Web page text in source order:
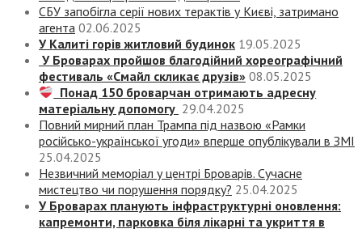
СБУ запобігла серії нових терактів у Києві, затримано
агента 02.06.2025
У Калиті горів житловий будинок 19.05.2025
У Броварах пройшов благодійний хореографічний
фестиваль «Смайл скликає друзів» 08.05.2025
Понад 150 броварчан отримають адресну
матеріальну допомогу 29.04.2025
Повний мирний план Трампа під назвою «‎Рамки
російсько-української угоди» вперше опублікували в ЗМІ
25.04.2025
Незвичний меморіал у центрі Броварів. Сучасне
мистецтво чи порушення порядку? 25.04.2025
У Броварах планують інфраструктурні оновлення:
капремонти, парковка біля лікарні та укриття в